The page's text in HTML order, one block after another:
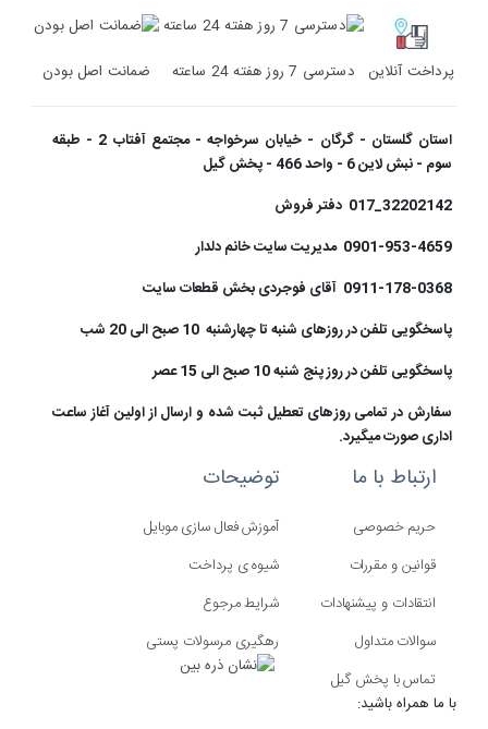
پرداخت آنلاین دسترسی 7 روز هفته 24 ساعته ضمانت اصل بودن
استان گلستان - گرگان - خیابان سرخواجه - مجتمع آفتاب 2 - طبقه
سوم - نبش لاین 6 - واحد 466 - پخش گیل
32202142_017 دفتر فروش
0901-953-4659 مدیریت سایت خانم دلدار
0911-178-0368 آقای فوجردی بخش قطعات سایت
پاسخگویی تلفن در روزهای شنبه تا چهارشنبه 10 صبح الی 20 شب
پاسخگویی تلفن در روز پنج شنبه 10 صبح الی 15 عصر
سفارش در تمامی روزهای تعطیل ثبت شده و ارسال از اولین آغاز ساعت
اداری صورت میگیرد.
ارتباط با ما
حریم خصوصی
قوانین و مقررات
انتقادات و پیشنهادات
سوالات متداول
تماس با پخش گیل
توضیحات
آموزش فعال سازی موبایل
شیوه ی پرداخت
شرایط مرجوع
رهگیری مرسولات پستی
با ما همراه باشید: